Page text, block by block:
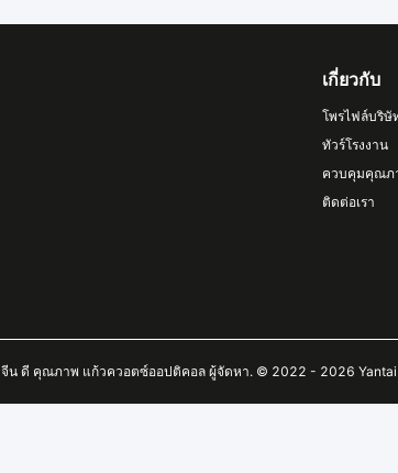
เกี่ยวกับ
โพรไฟล์บริษั
ทัวร์โรงงาน
ควบคุมคุณภ
ติดต่อเรา
จีน ดี คุณภาพ แก้วควอตซ์ออปติคอล ผู้จัดหา. © 2022 - 2026 Yantai